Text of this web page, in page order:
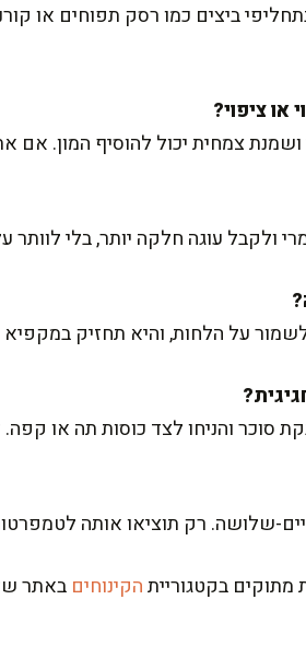
ביצים כמו רסק תפוחים או
צמחית יכול להוסיף המון.
ולקבל עוגה חלקה יותר, בלי לוותר
לשמור על הלחות, והיא תחזיק
סוכר והניחו לצד כוסות תה או
שלושה. רק תוציאו אותה
מתוקים בקטגורייתהקינוחים באתר